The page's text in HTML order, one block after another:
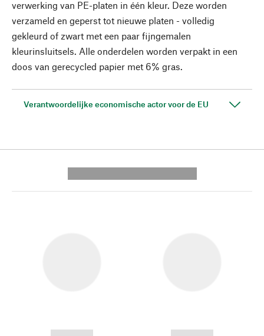
verwerking van PE-platen in één kleur. Deze worden
verzameld en geperst tot nieuwe platen - volledig
gekleurd of zwart met een paar fijngemalen
kleurinsluitsels. Alle onderdelen worden verpakt in een
doos van gerecycled papier met 6% gras.
Verantwoordelijke economische actor voor de EU
------------ ------------